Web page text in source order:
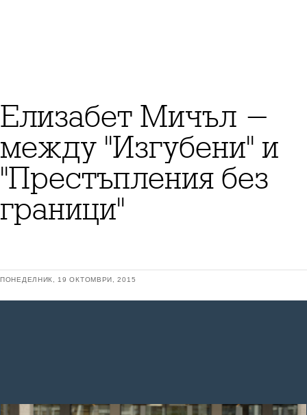
Елизабет Мичъл -
между "Изгубени" и
"Престъпления без
граници"
ПОНЕДЕЛНИК, 19 ОКТОМВРИ, 2015